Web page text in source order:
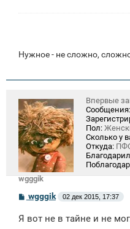
Нужное - не сложно,
wgggik
Впервые
Сообщения:
Пол:
Сколько у
Откуда:
С
о
б
wgggik 02 дек 2015, 17:37
Я вот не в тайне и не